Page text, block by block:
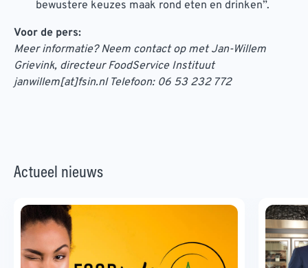
bewustere keuzes maak rond eten en drinken”.
Voor de pers:
Meer informatie? Neem contact op met Jan-Willem
Grievink, directeur FoodService Instituut
janwillem[at]fsin.nl Telefoon: 06 53 232 772
Actueel nieuws